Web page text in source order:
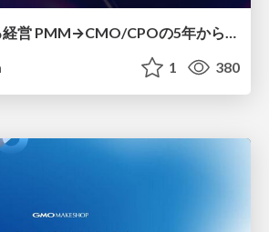
PMMから始まる経営 PMM→CMO/CPOの5年から導いた、 PMMの役割
1 380